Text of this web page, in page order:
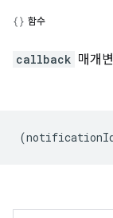
함수
callback 매개
(